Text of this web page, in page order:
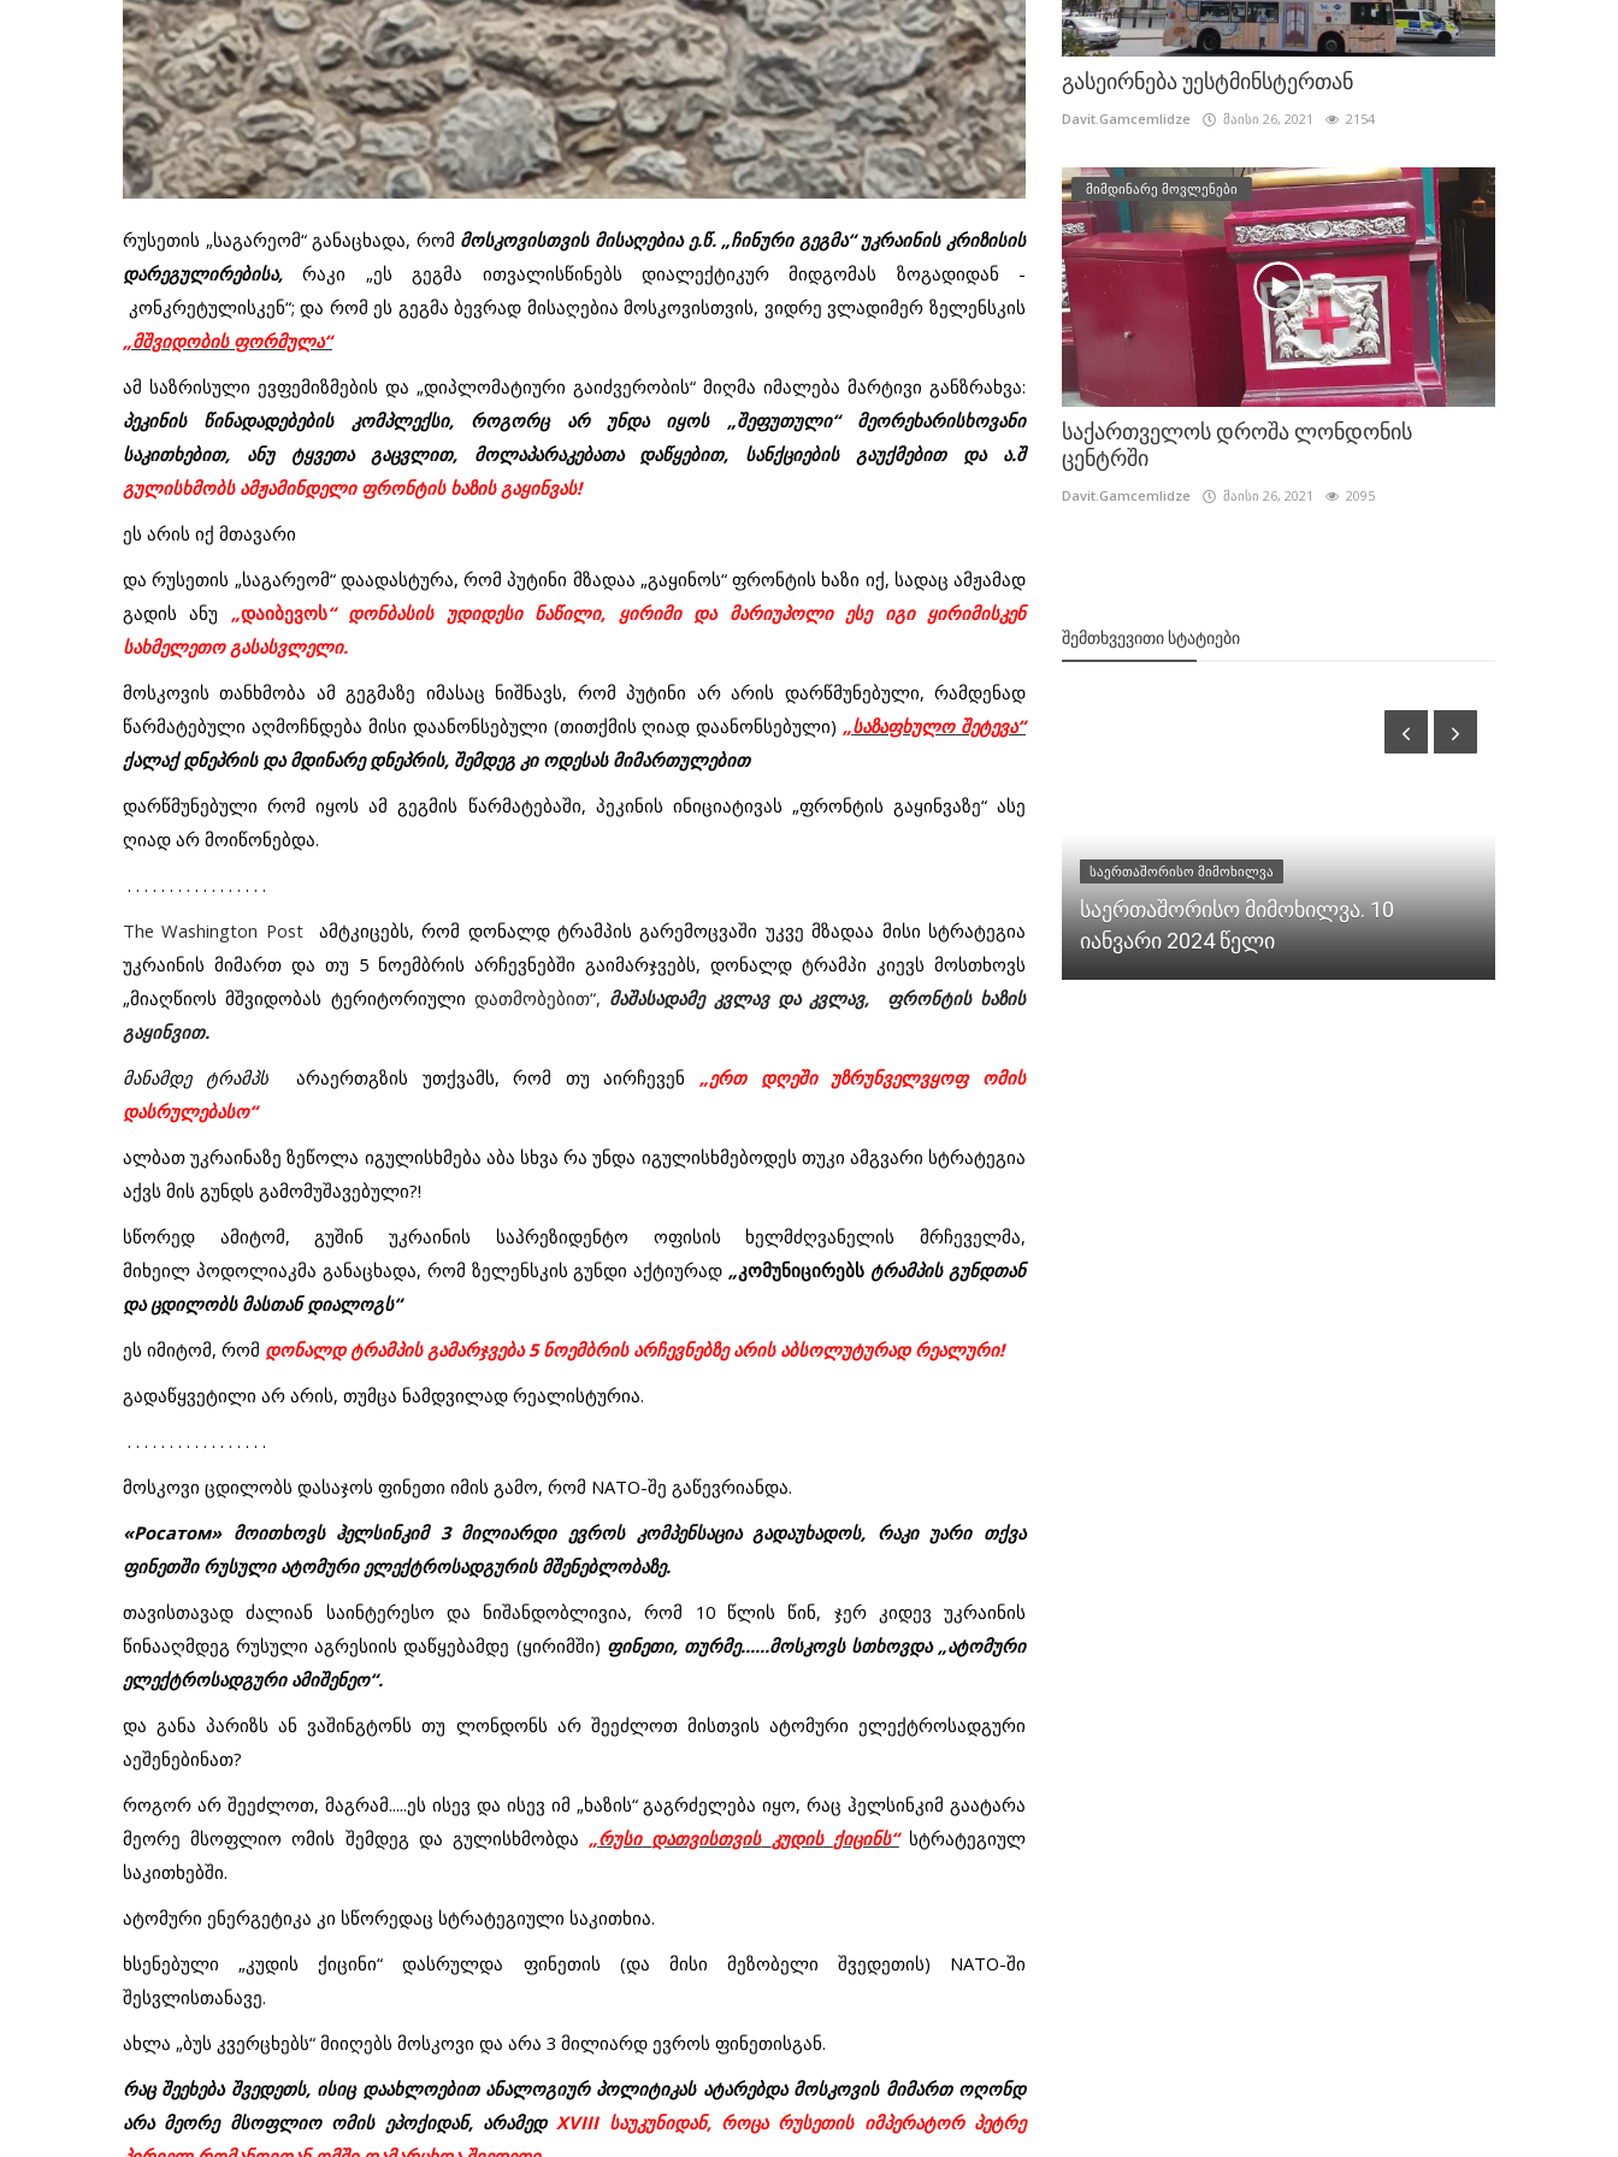
რუსეთის „საგარეომ“ განაცხადა, რომ მოსკოვისთვის მისაღებია ე.წ. „ჩინური გეგმა“ უკრაინის კრიზისის
დარეგულირებისა, რაკი „ეს გეგმა ითვალისწინებს დიალექტიკურ მიდგომას
ზოგადიდან -
კონკრეტულისკენ“;და რომ ეს გეგმა ბევრად მისაღებია მოსკოვისთვის, ვიდრე ვლადიმერ ზელენსკის
„მშვიდობის ფორმულა“
ამ საზრისული ევფემიზმების და „დიპლომატიური გაიძვერობის“ მიღმა იმალება მარტივი განზრახვა:
პეკინის
წინადადებების კომპლექსი, როგორც არ უნდა იყოს „შეფუთული“
მეორეხარისხოვანი
საკითხებით, ანუ ტყვეთა გაცვლით, მოლაპარაკებათა დაწყებით, სანქციების გაუქმებით და ა.შ
გულისხმობს ამჟამინდელი ფრონტის ხაზის გაყინვას!
ეს არის იქ მთავარი
და რუსეთის „საგარეომ“ დაადასტურა, რომ პუტინი მზადაა „გაყინოს“ ფრონტის ხაზი იქ, სადაც ამჟამად
გადის ანუ „დაიბევოს“ დონბასის უდიდესი ნაწილი, ყირიმი და მარიუპოლი ესე იგი ყირიმისკენ
სახმელეთო გასასვლელი.
მოსკოვის თანხმობა ამ გეგმაზე იმასაც ნიშნავს, რომ პუტინი არ არის დარწმუნებული,რამდენად
წარმატებული აღმოჩნდება მისი დაანონსებული (თითქმის ღიად დაანონსებული) „საზაფხულო შეტევა“
ქალაქ დნეპრის და მდინარე დნეპრის, შემდეგ კი ოდესას მიმართულებით
დარწმუნებული რომ იყოს ამ გეგმის წარმატებაში, პეკინის ინიციატივას „ფრონტის გაყინვაზე“ ასე
ღიად არ მოიწონებდა.
. . . . . . . . . . . . . . . . .
The Washington Post
ამტკიცებს,რომ დონალდ ტრამპის გარემოცვაში უკვე მზადაა მისი სტრატეგია
უკრაინის მიმართ და თუ 5 ნოემბრის არჩევნებში გაიმარჯვებს, დონალდ ტრამპი კიევს მოსთხოვს
„მიაღწიოს მშვიდობას ტერიტორიული დათმობებით“, მაშასადამე კვლავ და კვლავ, ფრონტის ხაზის
გაყინვით.
მანამდე
ტრამპს არაერთგზის უთქვამს,რომ თუ აირჩევენ „ერთ დღეში უზრუნველვყოფ
ომის
დასრულებასო“
ალბათ უკრაინაზე ზეწოლა იგულისხმება აბა სხვა რა უნდა იგულისხმებოდეს თუკი ამგვარი სტრატეგია
აქვს მის გუნდს გამომუშავებული?!
სწორედ
ამიტომ,გუშინ უკრაინის საპრეზიდენტო ოფისის ხელმძღვანელის მრჩეველმა,
მიხეილ პოდოლიაკმა განაცხადა, რომ ზელენსკის გუნდი აქტიურად „კომუნიცირებს ტრამპის გუნდთან
და ცდილობს მასთან დიალოგს“
ეს იმიტომ, რომ დონალდ ტრამპის გამარჯვება5ნოემბრის არჩევნებზე არის აბსოლუტურად რეალური!
გადაწყვეტილი არ არის, თუმცა ნამდვილად რეალისტურია.
. . . . . . . . . . . . . . . . .
მოსკოვი ცდილობს დასაჯოს ფინეთი იმის გამო, რომ NATO-შე გაწევრიანდა.
«Росатом» მოითხოვს ჰელსინკიმ3 მილიარდი ევროს კომპენსაცია გადაუხადოს, რაკი უარი თქვა
ფინეთში რუსული ატომური ელექტროსადგურის მშენებლობაზე.
თავისთავად ძალიან საინტერესო და ნიშანდობლივია,რომ 10 წლის წინ, ჯერ კიდევ უკრაინის
წინააღმდეგ რუსული აგრესიის დაწყებამდე (ყირიმში) ფინეთი, თურმე......მოსკოვს სთხოვდა „ატომური
ელექტროსადგური ამიშენეო“.
და განა პარიზს ან ვაშინგტონს თუ ლონდონს არ შეეძლოთ მისთვის ატომური ელექტროსადგური
აეშენებინათ?
როგორ არ შეეძლოთ, მაგრამ.....ეს ისევ და ისევ იმ „ხაზის“ გაგრძელება იყო,რაც ჰელსინკიმ გაატარა
მეორე მსოფლიო ომის შემდეგ და გულისხმობდა „რუსი დათვისთვის კუდის ქიცინს“ სტრატეგიულ
საკითხებში.
ატომური ენერგეტიკა კი სწორედაც სტრატეგიული საკითხია.
ხსენებული „კუდის ქიცინი“ დასრულდა ფინეთის (და მისი მეზობელი შვედეთის) NATO-ში
შესვლისთანავე.
ახლა „ბუს კვერცხებს“ მიიღებს მოსკოვი და არა 3 მილიარდ ევროს ფინეთისგან.
რაც შეეხება შვედეთს, ისიც დაახლოებით ანალოგიურ პოლიტიკას ატარებდა მოსკოვის მიმართ ოღონდ
არა მეორე მსოფლიო ომის ეპოქიდან, არამედ XVIII საუკუნიდან, როცა რუსეთის იმპერატორ პეტრე
გასეირნება უესტმინსტერთან
Davit.Gamcemlidze მაისი 26, 2021 2154
მიმდინარე მოვლენები
საქართველოს დროშა ლონდონის
ცენტრში
Davit.Gamcemlidze მაისი 26, 2021 2095
ᲨᲔᲛᲗᲮᲕᲔᲕᲘᲗᲘ ᲡᲢᲐᲢᲘᲔᲑᲘ
საქართველოში.
შემთხვევითობა და კანონზომიერება
საერთაშორისო მიმოხილვა
საერთაშორისო მიმოხილვა. 10
იანვარი 2024 წელი